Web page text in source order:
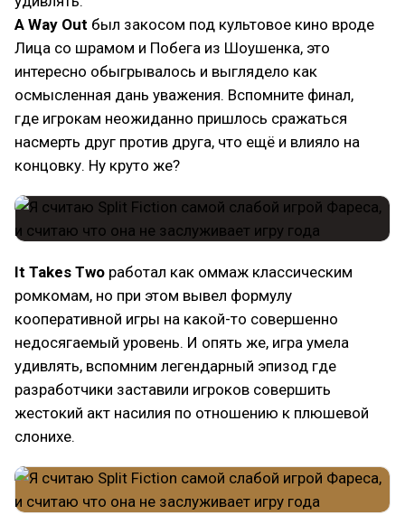
A Way Out был закосом под культовое кино вроде
Лица со шрамом и Побега из Шоушенка, это
интересно обыгрывалось и выглядело как
осмысленная дань уважения. Вспомните финал,
где игрокам неожиданно пришлось сражаться
насмерть друг против друга, что ещё и влияло на
концовку. Ну круто же?
It Takes Two работал как оммаж классическим
ромкомам, но при этом вывел формулу
кооперативной игры на какой-то совершенно
недосягаемый уровень. И опять же, игра умела
удивлять, вспомним легендарный эпизод где
разработчики заставили игроков совершить
жестокий акт насилия по отношению к плюшевой
слонихе.